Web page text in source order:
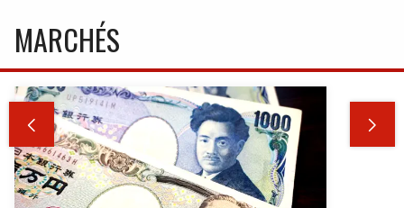
MARCHÉS
 